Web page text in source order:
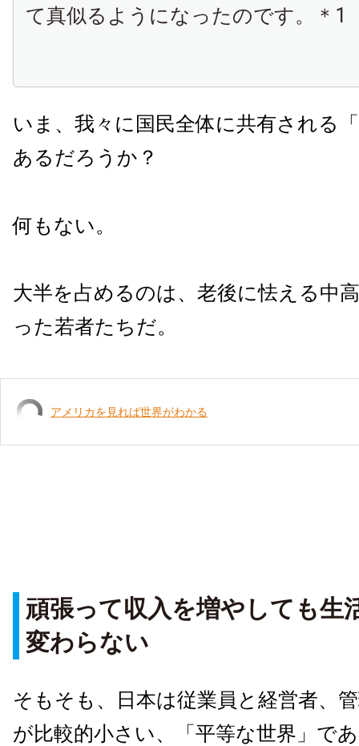
て真似るようになったのです。＊1
いま、我々に国民全体に共有される
あるだろうか？
何もない。
大半を占めるのは、老後に怯える中
った若者たちだ。
アメリカを見れば世界がわかる
頑張って収入を増やしても生
変わらない
そもそも、日本は従業員と経営者、
が比較的小さい、「平等な世界」で